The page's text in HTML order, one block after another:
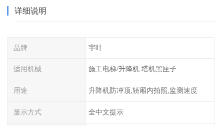
详细说明
品牌 宇叶
适用机械 施工电梯/升降机 塔机黑匣子
用途 升降机防冲顶,轿厢内拍照,监测速度
显示方式 全中文提示